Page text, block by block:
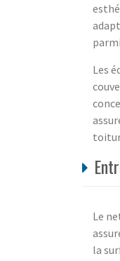
Les
Le
la